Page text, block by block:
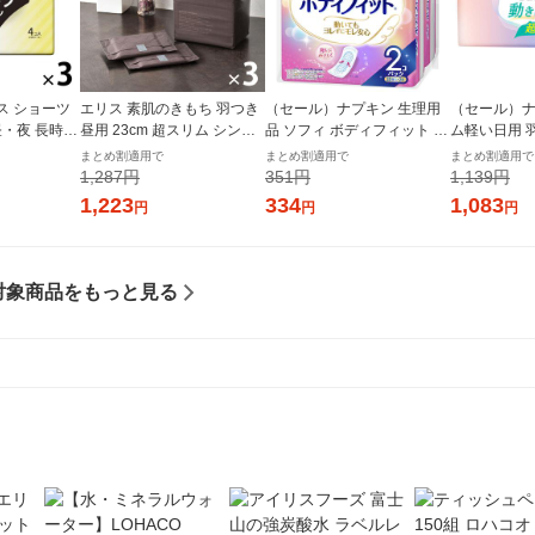
ショーツ
夜 長時間
エリス 素肌のきもち 羽つき
昼用 23cm 超スリム シンプ
ルデザイン 3個(20枚×3) ナ
プキン 大王製紙 エリエール
生理用品
まとめ割適用で
1,287円
1,223円
（セール）ナプキン 生理用
品 ソフィ ボディフィット ふ
つうの日用 羽なし (210/21c
m) 1パック (28枚×2個) ユ
ニ・チャーム
まとめ割適用で
351円
334円
（セール）
ム軽い日用
リスルナフ
（1個（34
製紙
まとめ割適用で
1,139円
1,083円
象商品をもっと見る